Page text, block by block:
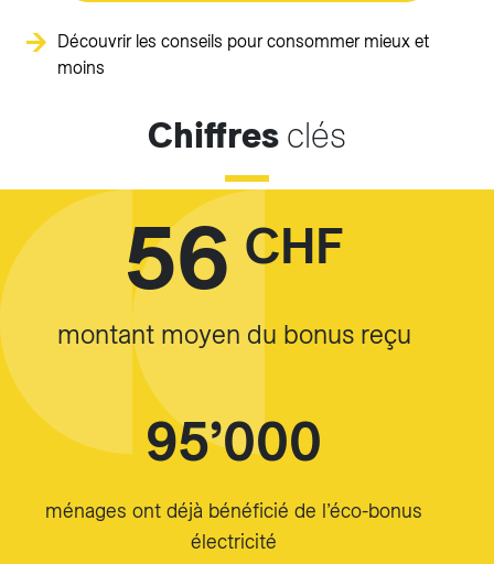
Découvrir les conseils pour consommer mieux et
moins
Chiffres clés
56CHF
montant moyen du bonus reçu
95’000
ménages ont déjà bénéficié de l’éco-bonus
électricité